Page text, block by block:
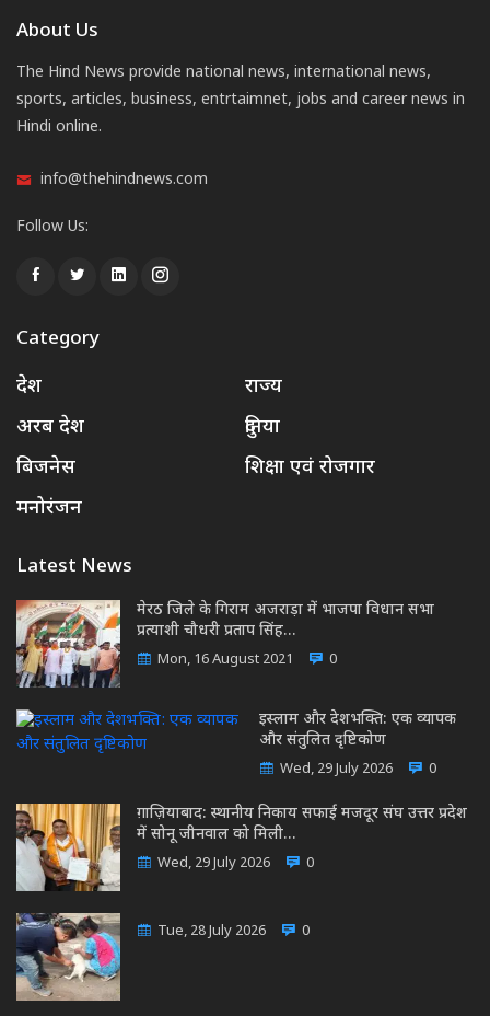
About Us
The Hind News provide national news, international news,
sports, articles, business, entrtaimnet, jobs and career news in
Hindi online.
info@thehindnews.com
Follow Us:
Category
देश
राज्य
अरब देश
दुनिया
बिजनेस
शिक्षा एवं रोजगार
मनोरंजन
Latest News
मेरठ जिले के गिराम अजराड़ा में भाजपा विधान सभा
प्रत्याशी चौधरी प्रताप सिंह…
Mon, 16 August 2021 0
इस्लाम और देशभक्ति: एक व्यापक
और संतुलित दृष्टिकोण
Wed, 29 July 2026 0
ग़ाज़ियाबाद: स्थानीय निकाय सफाई मजदूर संघ उत्तर प्रदेश
में सोनू जीनवाल को मिली…
Wed, 29 July 2026 0
Tue, 28 July 2026 0